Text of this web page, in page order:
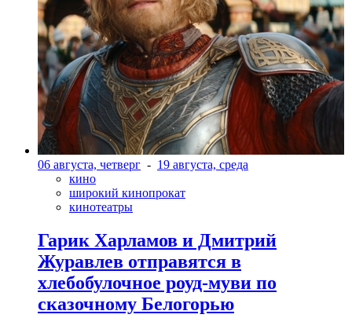
06 августа, четверг - 19 августа, среда
кино
широкий кинопрокат
кинотеатры
Гарик Харламов и Дмитрий
Журавлев отправятся в
хлебобулочное роуд-муви по
сказочному Белогорью